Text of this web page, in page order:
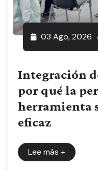
03 Ago, 2026
Integración
por qué la
herramienta
eficaz
Lee más +